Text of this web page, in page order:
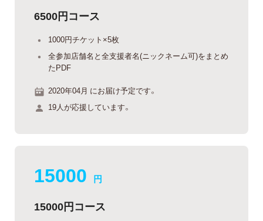
6500円コース
1000円チケット×5枚
全参加店舗名と全支援者名(ニックネーム可)をまとめ
たPDF
2020年04月 にお届け予定です。
19人が応援しています。
15000 円
15000円コース